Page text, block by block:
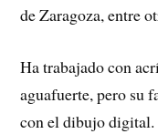
de Zaragoza, entre
Ha trabajado con
aguafuerte, pero su
con el dibujo digital.